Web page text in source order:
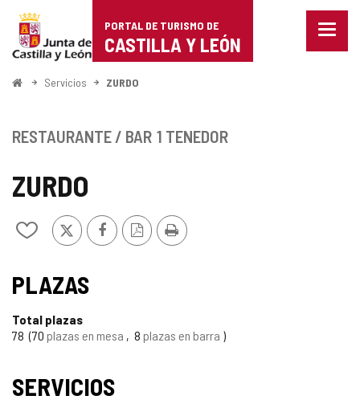
Portal
de
Turismo
Castilla
León
PORTAL DE TURISMO DE
CASTILLA Y LEÓN
Menu
InicioServicios ZURDO
ZURDO
Añadir/quitar
cuadernos
X FacebookVersión
PDF
Imprimir
RESTAURANTE / BAR 1 TENEDOR
PLAZAS
Total plazas
78 70 plazas en mesa 8 plazas en barra
SERVICIOS